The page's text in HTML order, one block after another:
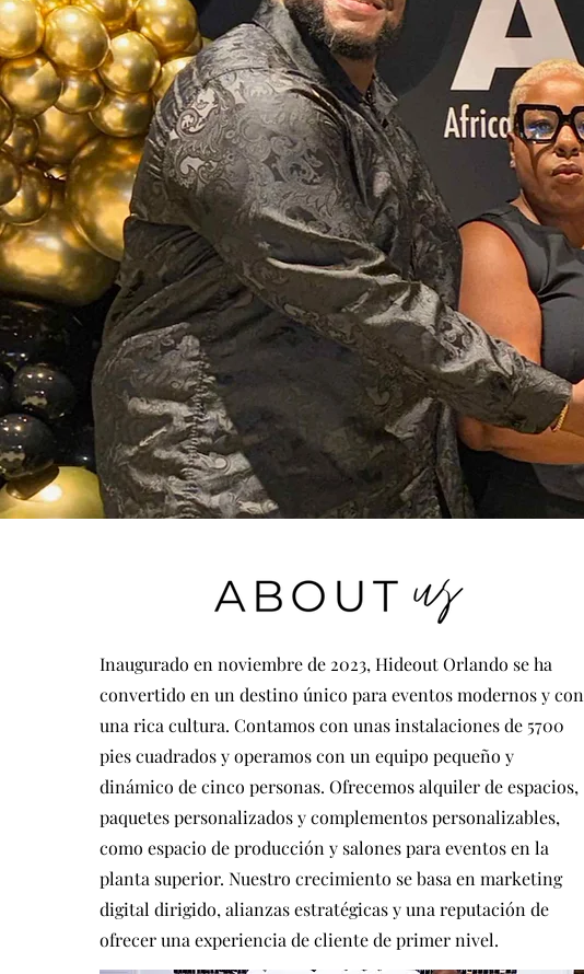
Inaugurado en noviembre de 2023, Hideout Orlando se ha
convertido en un destino único para eventos modernos y con
una rica cultura. Contamos con unas instalaciones de 5700
pies cuadrados y operamos con un equipo pequeño y
dinámico de cinco personas. Ofrecemos alquiler de espacios,
paquetes personalizados y complementos personalizables,
como espacio de producción y salones para eventos en la
planta superior. Nuestro crecimiento se basa en marketing
digital dirigido, alianzas estratégicas y una reputación de
ofrecer una experiencia de cliente de primer nivel.